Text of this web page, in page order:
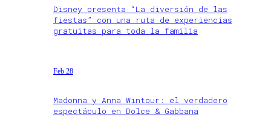
Disney presenta “La diversión de las
fiestas” con una ruta de experiencias
gratuitas para toda la familia
Feb 28
Madonna y Anna Wintour: el verdadero
espectáculo en Dolce & Gabbana